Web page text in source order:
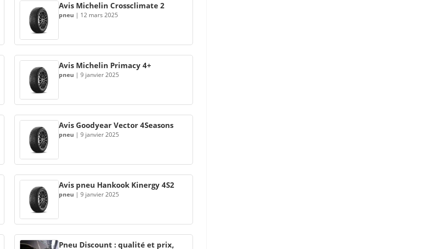
Avis Michelin Crossclimate 2
pneu | 12 mars 2025
Avis Michelin Primacy 4+
pneu | 9 janvier 2025
Avis Goodyear Vector 4Seasons
pneu | 9 janvier 2025
Avis pneu Hankook Kinergy 4S2
pneu | 9 janvier 2025
Pneu Discount : qualité et prix,